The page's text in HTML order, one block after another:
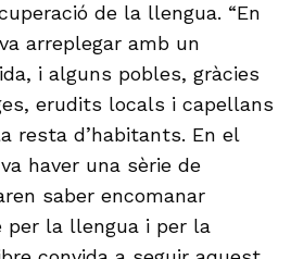
de la llengua. “En
arreplegar amb un
i alguns pobles, gràcies
erudits locals i capellans
resta d’habitants. En el
haver una sèrie de
saber encomanar
per la llengua i per la